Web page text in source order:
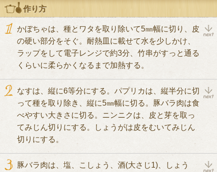
作り方
かぼちゃは、種とワタを取り除いて5㎜幅に切り、皮
の硬い部分をそぐ。耐熱皿に載せて水を少しかけ、
ラップをして電子レンジで約3分、竹串がすっと通る
くらいに柔らかくなるまで加熱する。
なすは、縦に6等分にする。パプリカは、縦半分に切
って種を取り除き、縦に5㎜幅に切る。豚バラ肉は食
べやすい大きさに切る。ニンニクは、皮と芽を取っ
てみじん切りにする。しょうがは皮をむいてみじん
切りにする。
豚バラ肉は、塩、こしょう、酒(大さじ1)、しょう